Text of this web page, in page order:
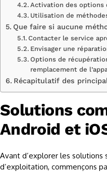
Activation des options
Utilisation de
Que faire si aucune
Contacter le service
Envisager une
Options de
remplacement de
Récapitulatif des
Solutions
Android et
Avant d’explorer les solutions
d’exploitation, commençons